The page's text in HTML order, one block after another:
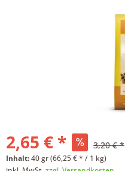
2,65 € * 3,20 € *
Inhalt:40 gr (66,25 € * / 1 kg)